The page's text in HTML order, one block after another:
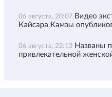
06 августа, 20:07 Видео
Кайсара Камзы
06 августа, 22:13 Названы
привлекательной